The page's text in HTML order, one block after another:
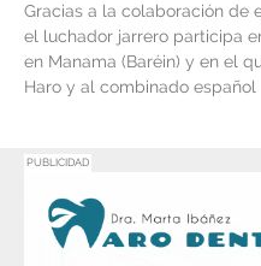
Gracias a la colaboración de
el luchador jarrero participa
en Manama (Baréin) y en el
Haro y al combinado español
PUBLICIDAD